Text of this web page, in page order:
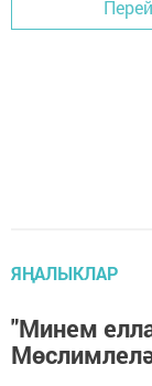
ЯҢАЛЫКЛАР
"Минем